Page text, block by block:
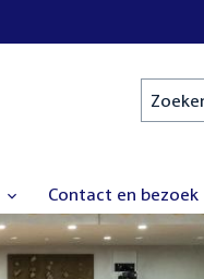
Zoeken
Contact en bezoek